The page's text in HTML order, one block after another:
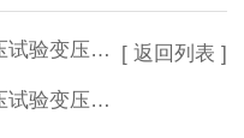
器生产厂家
器厂家推荐
[ 返回列表 ]